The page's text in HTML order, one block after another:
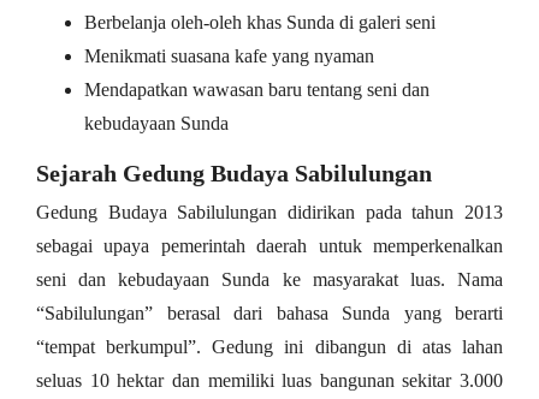
Berbelanja oleh-oleh khas Sunda di galeri seni
Menikmati suasana kafe yang nyaman
Mendapatkan wawasan baru tentang seni dan
kebudayaan Sunda
Sejarah Gedung Budaya Sabilulungan
Gedung Budaya Sabilulungan didirikan pada tahun 2013
sebagai upaya pemerintah daerah untuk memperkenalkan
seni dan kebudayaan Sunda ke masyarakat luas. Nama
“Sabilulungan” berasal dari bahasa Sunda yang berarti
“tempat berkumpul”. Gedung ini dibangun di atas lahan
seluas 10 hektar dan memiliki luas bangunan sekitar 3.000